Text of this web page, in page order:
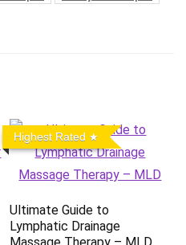
Highest Rated
Ultimate Guide to
Lymphatic Drainage